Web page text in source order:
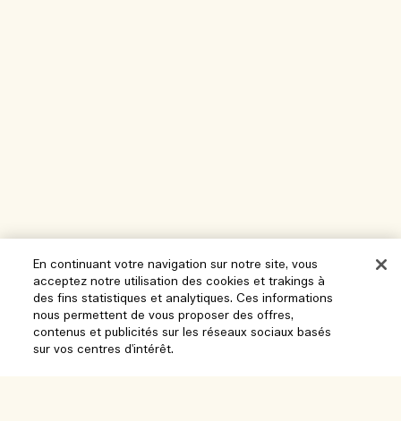
Aide
Gérer les cookies
En continuant votre navigation sur notre site, vous
acceptez notre utilisation des cookies et trakings à
des fins statistiques et analytiques. Ces informations
nous permettent de vous proposer des offres,
contenus et publicités sur les réseaux sociaux basés
sur vos centres d'intérêt.